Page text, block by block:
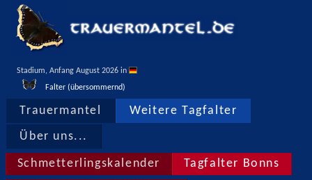
Stadium, Anfang August 2026 in
Falter (übersommernd)
Trauermantel Weitere Tagfalter
Über uns...
Schmetterlingskalender Tagfalter Bonns